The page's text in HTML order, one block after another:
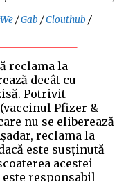
/Gab /Clouthub /
reclama la
decât cu
Potrivit
Pfizer &
nu se eliberează
reclama la
este susținută
acestei
responsabil